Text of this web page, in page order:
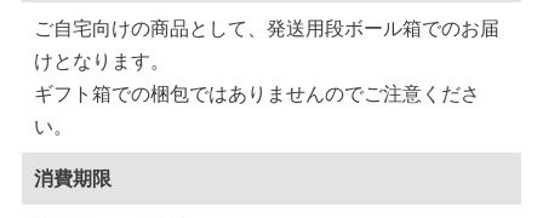
ご自宅向けの商品として、発送用段ボール箱でのお届
けとなります。
ギフト箱での梱包ではありませんのでご注意くださ
い。
消費期限